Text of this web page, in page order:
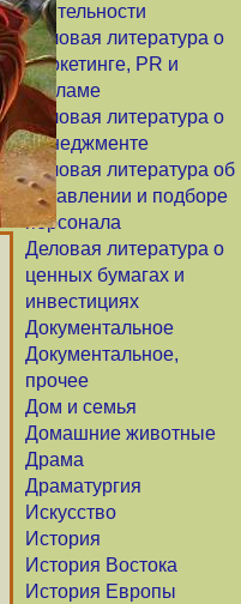
деятельности
Деловая литература о
маркетинге, PR и
рекламе
Деловая литература о
менеджменте
Деловая литература об
управлении и подборе
персонала
Деловая литература о
ценных бумагах и
инвестициях
Документальное
Документальное,
прочее
Дом и семья
Домашние животные
Драма
Драматургия
Искусство
История
История Востока
История Европы